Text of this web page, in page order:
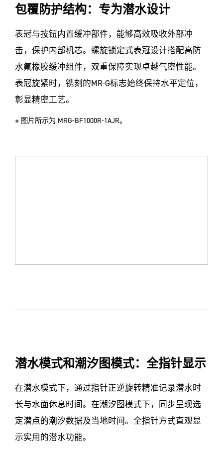
包覆防护结构：专为潜水设计
表冠与按钮内置缓冲部件，能够高效吸收外部冲
击，保护内部机芯。螺旋锁定式表冠设计搭配高防
水氟橡胶缓冲组件，双重保障实现卓越气密性能。
表冠旋紧时，镌刻的MR-G标志始终保持水平定位，
彰显精密工艺。
※ 图片所示为 MRG-BF1000R-1AJR。
潜水模式和潮汐图模式：全指针显示
在潜水模式下，通过指针正逆旋转精准记录潜水时
长与水面休息时间。在潮汐图模式下，同步呈现选
定潜点的潮汐数据及当地时间。全指针方式直观显
示实用的潜水功能。